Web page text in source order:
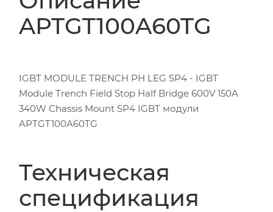
APTGT100A60TG
IGBT MODULE TRENCH PH LEG SP4 - IGBT
Module Trench Field Stop Half Bridge 600V 150A
340W Chassis Mount SP4 IGBT модули
APTGT100A60TG
Техническая
спецификация